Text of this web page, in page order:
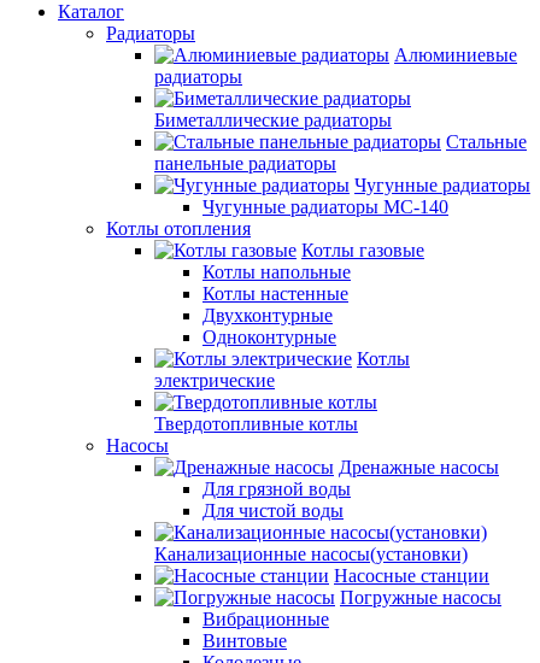
Каталог
Радиаторы
Алюминиевые
радиаторы
Биметаллические радиаторы
Стальные
панельные радиаторы
Чугунные радиаторы
Чугунные радиаторы МС-140
Котлы отопления
Котлы газовые
Котлы напольные
Котлы настенные
Двухконтурные
Одноконтурные
Котлы
электрические
Твердотопливные котлы
Насосы
Дренажные насосы
Для грязной воды
Для чистой воды
Канализационные насосы(установки)
Насосные станции
Погружные насосы
Вибрационные
Винтовые